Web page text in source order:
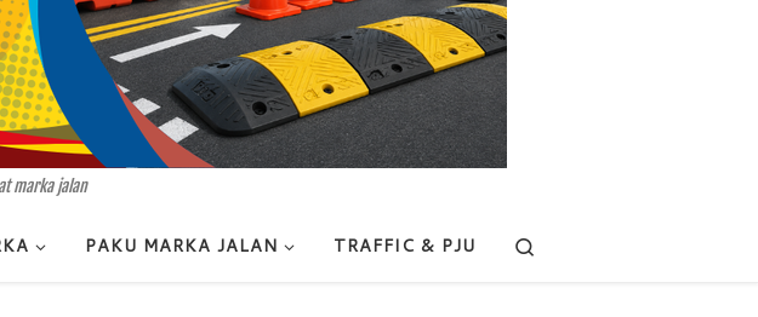
marka jalan
PAKU MARKA JALAN TRAFFIC & PJU